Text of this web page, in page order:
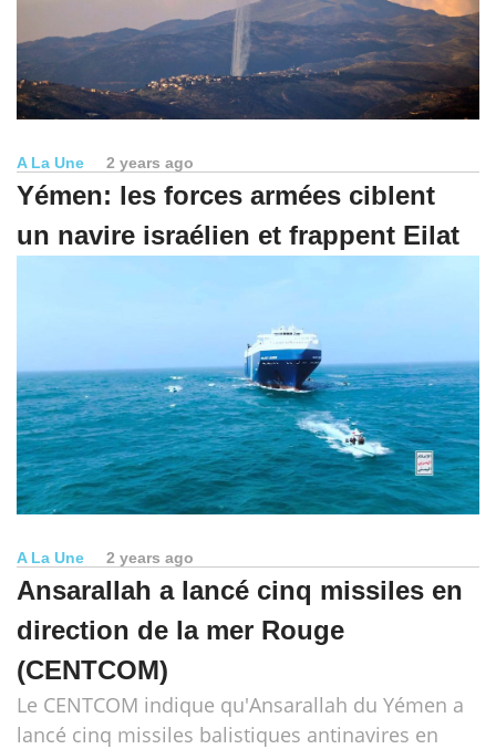
A La Une 2 years ago
Yémen: les forces armées ciblent
un navire israélien et frappent Eilat
A La Une 2 years ago
Ansarallah a lancé cinq missiles en
direction de la mer Rouge
(CENTCOM)
Le CENTCOM indique qu'Ansarallah du Yémen a
lancé cinq missiles balistiques antinavires en